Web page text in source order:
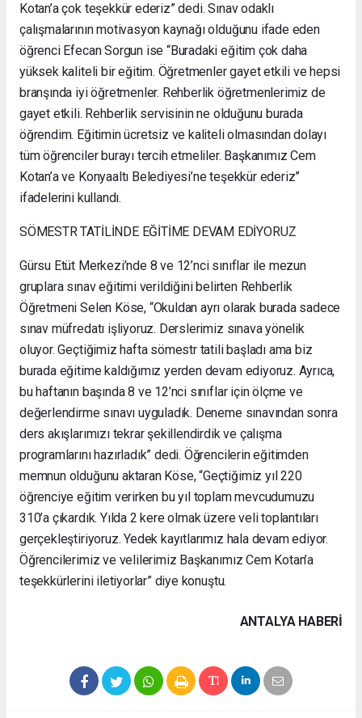
Kotan’a çok teşekkür ederiz” dedi. Sınav odaklı
çalışmalarının motivasyon kaynağı olduğunu ifade eden
öğrenci Efecan Sorgun ise “Buradaki eğitim çok daha
yüksek kaliteli bir eğitim. Öğretmenler gayet etkili ve hepsi
branşında iyi öğretmenler. Rehberlik öğretmenlerimiz de
gayet etkili. Rehberlik servisinin ne olduğunu burada
öğrendim. Eğitimin ücretsiz ve kaliteli olmasından dolayı
tüm öğrenciler burayı tercih etmeliler. Başkanımız Cem
Kotan’a ve Konyaaltı Belediyesi’ne teşekkür ederiz”
ifadelerini kullandı.
SÖMESTR TATİLİNDE EĞİTİME DEVAM EDİYORUZ
Gürsu Etüt Merkezi’nde 8 ve 12’nci sınıflar ile mezun
gruplara sınav eğitimi verildiğini belirten Rehberlik
Öğretmeni Selen Köse, “Okuldan ayrı olarak burada sadece
sınav müfredatı işliyoruz. Derslerimiz sınava yönelik
oluyor. Geçtiğimiz hafta sömestr tatili başladı ama biz
burada eğitime kaldığımız yerden devam ediyoruz. Ayrıca,
bu haftanın başında 8 ve 12’nci sınıflar için ölçme ve
değerlendirme sınavı uyguladık. Deneme sınavından sonra
ders akışlarımızı tekrar şekillendirdik ve çalışma
programlarını hazırladık” dedi. Öğrencilerin eğitimden
memnun olduğunu aktaran Köse, “Geçtiğimiz yıl 220
öğrenciye eğitim verirken bu yıl toplam mevcudumuzu
310’a çıkardık. Yılda 2 kere olmak üzere veli toplantıları
gerçekleştiriyoruz. Yedek kayıtlarımız hala devam ediyor.
Öğrencilerimiz ve velilerimiz Başkanımız Cem Kotan’a
teşekkürlerini iletiyorlar” diye konuştu.
ANTALYA HABERİ